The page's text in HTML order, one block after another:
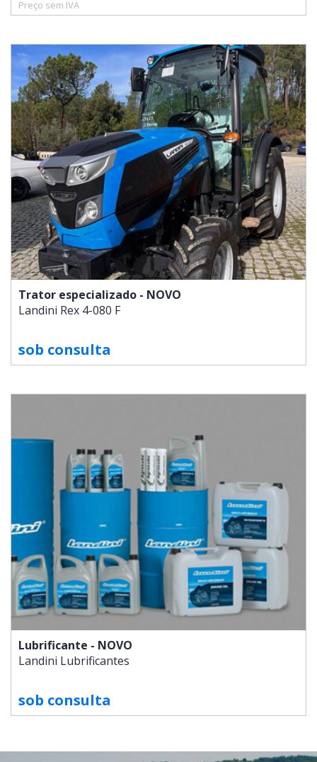
Preço sem IVA
Trator especializado - NOVO
Landini Rex 4-080 F
sob consulta
Lubrificante - NOVO
Landini Lubrificantes
sob consulta